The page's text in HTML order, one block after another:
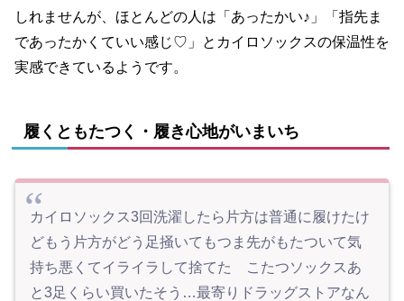
しれませんが、ほとんどの人は「あったかい♪」「指先ま
であったかくていい感じ♡」とカイロソックスの保温性を
実感できているようです。
履くともたつく・履き心地がいまいち
カイロソックス3回洗濯したら片方は普通に履けたけ
どもう片方がどう足掻いてもつま先がもたついて気
持ち悪くてイライラして捨てた こたつソックスあ
と3足くらい買いたそう…最寄りドラッグストアなん